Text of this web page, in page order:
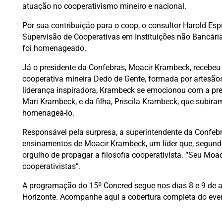
atuação no cooperativismo mineiro e nacional.
Por sua contribuição para o coop, o consultor Harold
Supervisão de Cooperativas em Instituições não
foi homenageado.
Já o presidente da Confebras, Moacir Krambeck,
cooperativa mineira Dedo de Gente, formada por
liderança inspiradora, Krambeck se emocionou com a
Mari Krambeck, e da filha, Priscila Krambeck, que
homenageá-lo.
Responsável pela surpresa, a superintendente da
ensinamentos de Moacir Krambeck, um líder que,
orgulho de propagar a filosofia cooperativista. “Seu
cooperativistas”.
A programação do 15º Concred segue nos dias 8 e 9 de
Horizonte. Acompanhe aqui a cobertura completa do